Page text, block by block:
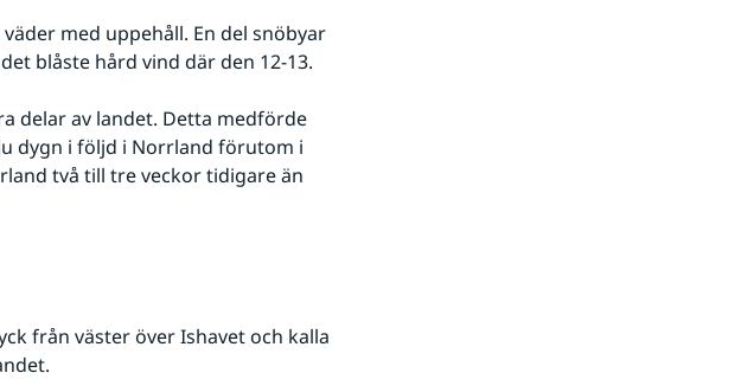
blåste hård vind där den 12-13.
dygn i följd i Norrland förutom i
två till tre veckor tidigare än
från väster över Ishavet och kalla